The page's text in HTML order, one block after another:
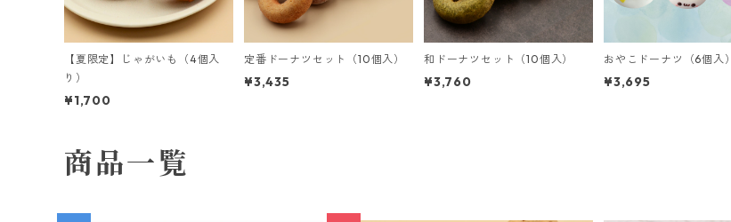
【夏限定】じゃがいも（4個入
り）
¥1,700
定番ドーナツセット（10個入）
¥3,435
和ドーナツセット（10個入）
¥3,760
おやこドーナツ（6個入）
¥3,695
商品一覧